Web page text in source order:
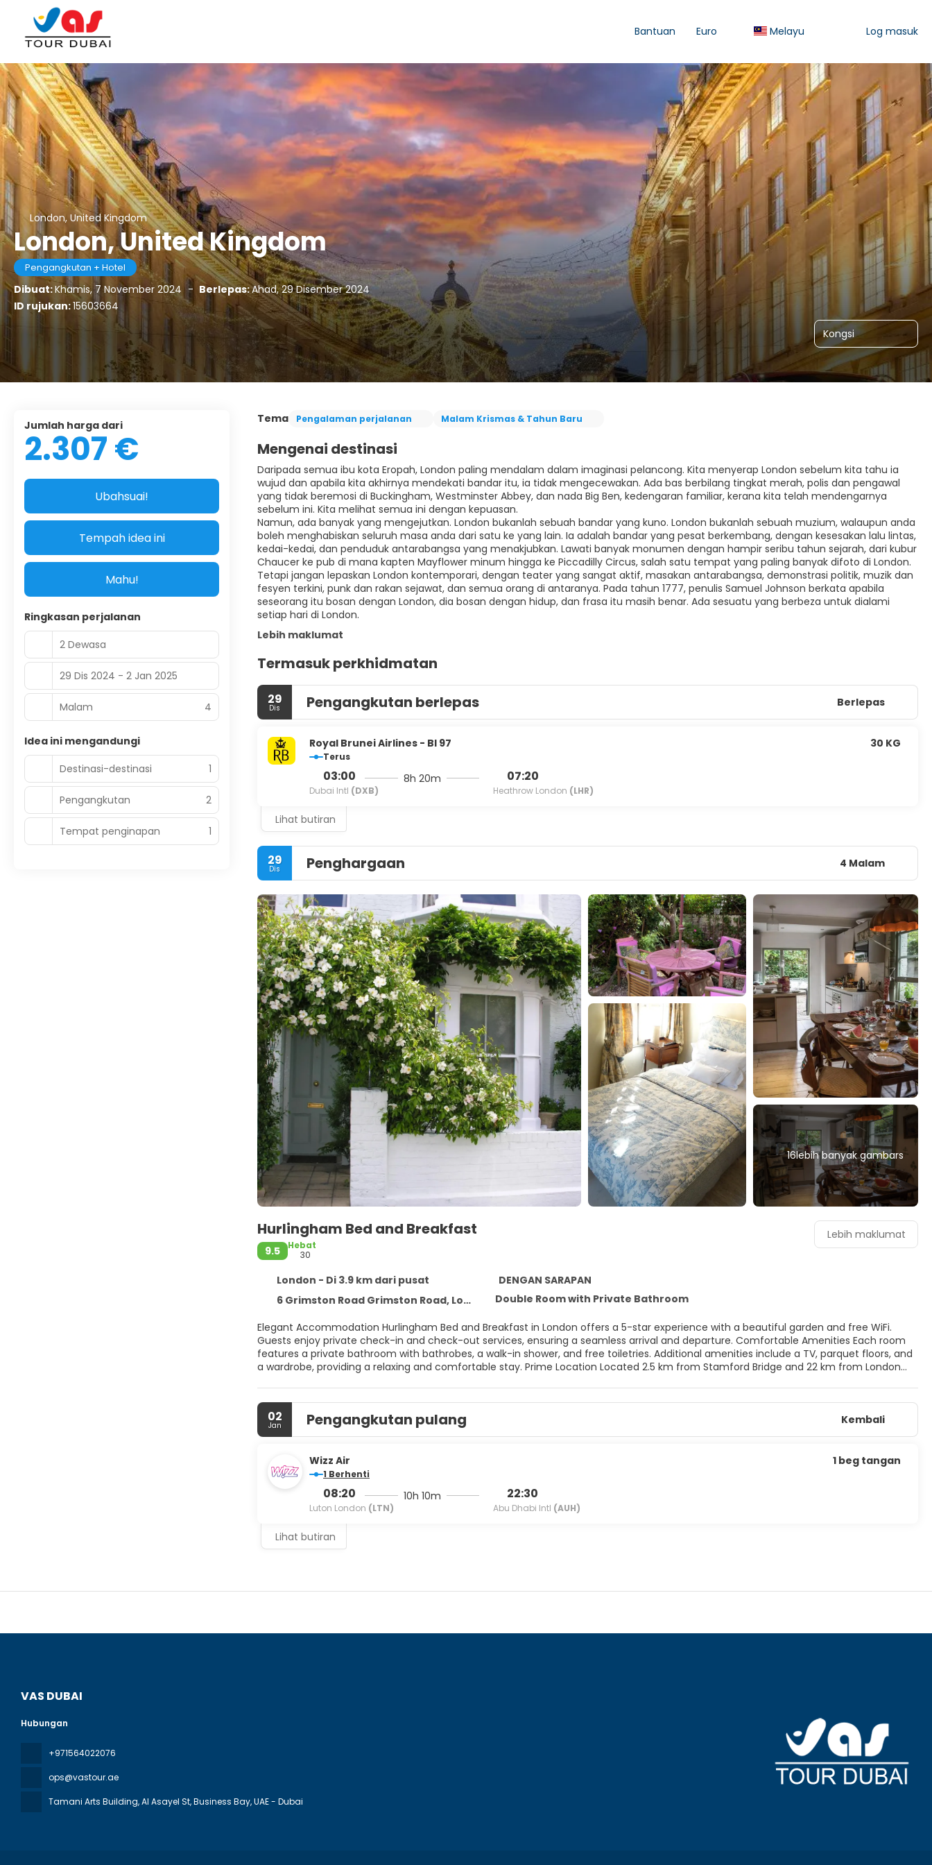
Bantuan Euro Melayu Log masuk
London, United Kingdom
London, United Kingdom
Pengangkutan + Hotel
Dibuat:Khamis, 7 November 2024 - Berlepas:Ahad, 29 Disember 2024
ID rujukan:15603664
Kongsi
Tema Pengalaman perjalanan Malam Krismas & Tahun Baru
Mengenai destinasi
Daripada semua ibu kota Eropah, London paling mendalam dalam imaginasi pelancong. Kita menyerap London sebelum kita tahu ia
wujud dan apabila kita akhirnya mendekati bandar itu, ia tidak mengecewakan. Ada bas berbilang tingkat merah, polis dan pengawal
yang tidak beremosi di Buckingham, Westminster Abbey, dan nada Big Ben, kedengaran familiar, kerana kita telah mendengarnya
sebelum ini. Kita melihat semua ini dengan kepuasan.
Namun, ada banyak yang mengejutkan. London bukanlah sebuah bandar yang kuno. London bukanlah sebuah muzium, walaupun anda
boleh menghabiskan seluruh masa anda dari satu ke yang lain. Ia adalah bandar yang pesat berkembang, dengan kesesakan lalu lintas,
kedai-kedai, dan penduduk antarabangsa yang menakjubkan. Lawati banyak monumen dengan hampir seribu tahun sejarah, dari kubur
Chaucer ke pub di mana kapten Mayflower minum hingga ke Piccadilly Circus, salah satu tempat yang paling banyak difoto di London.
Tetapi jangan lepaskan London kontemporari, dengan teater yang sangat aktif, masakan antarabangsa, demonstrasi politik, muzik dan
fesyen terkini, punk dan rakan sejawat, dan semua orang di antaranya. Pada tahun 1777, penulis Samuel Johnson berkata apabila
seseorang itu bosan dengan London, dia bosan dengan hidup, dan frasa itu masih benar. Ada sesuatu yang berbeza untuk dialami
setiap hari di London.
Lebih maklumat
Termasuk perkhidmatan
29
Dis Pengangkutan berlepas Berlepas
Royal Brunei Airlines - BI 97
Terus
03:00
Dubai Intl (DXB)
8h 20m 07:20
Heathrow London (LHR)
30 KG
Lihat butiran
29
Dis Penghargaan 4 Malam
16lebih banyak gambars
Hurlingham Bed and Breakfast
9.5
Hebat
30
London - Di 3.9 km dari pusat
DENGAN SARAPAN
6 Grimston Road Grimston Road, London SW6 3QP
Double Room with Private Bathroom
Elegant Accommodation Hurlingham Bed and Breakfast in London offers a 5-star experience with a beautiful garden and free WiFi.
Guests enjoy private check-in and check-out services, ensuring a seamless arrival and departure. Comfortable Amenities Each room
features a private bathroom with bathrobes, a walk-in shower, and free toiletries. Additional amenities include a TV, parquet floors, and
a wardrobe, providing a relaxing and comfortable stay. Prime Location Located 2.5 km from Stamford Bridge and 22 km from London
options, making it a preferred choice for a memorable stay in London.
Lebih maklumat
02
Jan Pengangkutan pulang Kembali
Wizz Air
1 Berhenti
08:20
Luton London (LTN)
10h 10m 22:30
Abu Dhabi Intl (AUH)
1 beg tangan
Lihat butiran
Jumlah harga dari
2.307 €
Ubahsuai!
Tempah idea ini
Mahu!
Ringkasan perjalanan
2 Dewasa
29 Dis 2024 - 2 Jan 2025
Malam 4
Idea ini mengandungi
Destinasi-destinasi
1
Pengangkutan 2
Tempat penginapan 1
VAS DUBAI
Hubungan
+971564022076
ops@vastour.ae
Tamani Arts Building, Al Asayel St, Business Bay, UAE - Dubai